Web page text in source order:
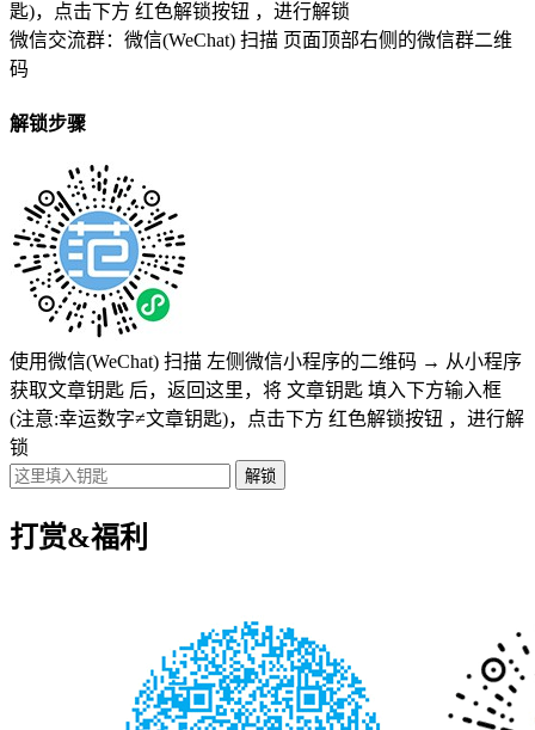
匙)，点击下方 红色解锁按钮 ，进行解锁
微信交流群：微信(WeChat) 扫描 页面顶部右侧的微信群二维
码
解锁步骤
使用微信(WeChat) 扫描 左侧微信小程序的二维码 → 从小程序
获取文章钥匙 后，返回这里，将 文章钥匙 填入下方输入框
(注意:幸运数字≠文章钥匙)，点击下方 红色解锁按钮 ，进行解
锁
打赏&福利